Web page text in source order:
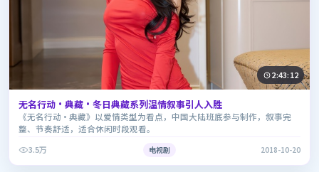
2:43:12
无名行动·典藏·冬日典藏系列温情叙事引人入胜
《无名行动·典藏》以爱情类型为看点，中国大陆班底参与制作，叙事完
整、节奏舒适，适合休闲时段观看。
3.5万
电视剧 2018-10-20